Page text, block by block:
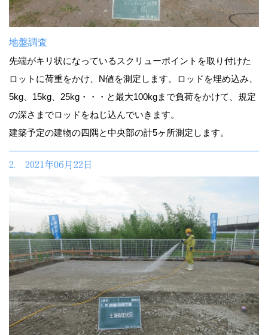
地盤調査
先端がキリ状になっているスクリューポイントを取り付けた
ロットに荷重をかけ、N値を測定します。ロッドを埋め込み、
5kg、15kg、25kg・・・と最大100kgまで負荷をかけて、規定
の深さまでロッドをねじ込んでいきます。
建築予定の建物の四隅と中央部の計5ヶ所測定します。
2. 2021年06月22日